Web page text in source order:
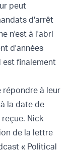
peut
d'arrêt
n'est à l'abri
d'années
est finalement
répondre à leur
la date de
Nick
de la lettre
« Political